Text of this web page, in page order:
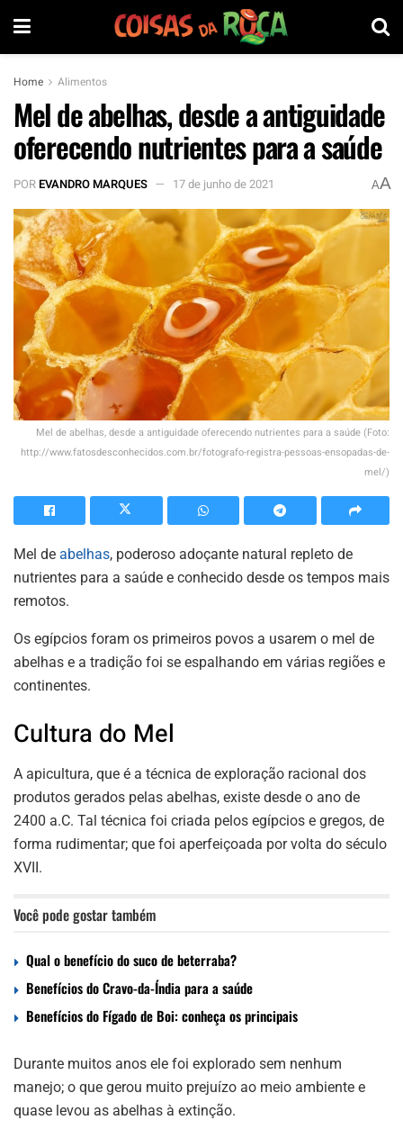
Home Alimentos
Mel de abelhas, desde a antiguidade
oferecendo nutrientes para a saúde
POREVANDRO MARQUES 17 de junho de 2021 AA
Mel de abelhas, desde a antiguidade oferecendo nutrientes para a saúde (Foto:
http://www.fatosdesconhecidos.com.br/fotografo-registra-pessoas-ensopadas-de-
mel/)
Mel de abelhas, poderoso adoçante natural repleto de
nutrientes para a saúde e conhecido desde os tempos mais
remotos.
Os egípcios foram os primeiros povos a usarem o mel de
abelhas e a tradição foi se espalhando em várias regiões e
continentes.
Cultura do Mel
A apicultura, que é a técnica de exploração racional dos
produtos gerados pelas abelhas, existe desde o ano de
2400 a.C. Tal técnica foi criada pelos egípcios e gregos, de
forma rudimentar; que foi aperfeiçoada por volta do século
XVII.
Você pode gostar também
Qual o benefício do suco de beterraba?
Benefícios do Cravo-da-Índia para a saúde
Benefícios do Fígado de Boi: conheça os principais
Durante muitos anos ele foi explorado sem nenhum
manejo; o que gerou muito prejuízo ao meio ambiente e
quase levou as abelhas à extinção.